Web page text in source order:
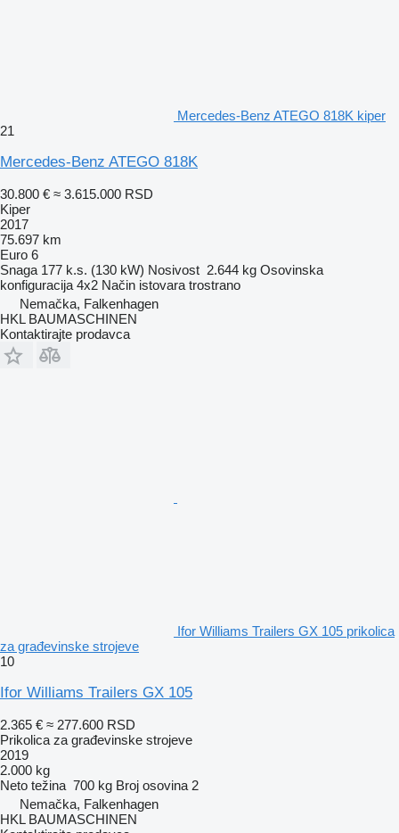
Mercedes-Benz ATEGO 818K kiper
21
Mercedes-Benz ATEGO 818K
30.800 € ≈ 3.615.000 RSD
Kiper
2017
75.697 km
Euro 6
Snaga 177 k.s. (130 kW) Nosivost 2.644 kg Osovinska
konfiguracija 4x2 Način istovara trostrano
Nemačka, Falkenhagen
HKL BAUMASCHINEN
Kontaktirajte prodavca
Ifor Williams Trailers GX 105 prikolica
za građevinske strojeve
10
Ifor Williams Trailers GX 105
2.365 € ≈ 277.600 RSD
Prikolica za građevinske strojeve
2019
2.000 kg
Neto težina 700 kg Broj osovina 2
Nemačka, Falkenhagen
HKL BAUMASCHINEN